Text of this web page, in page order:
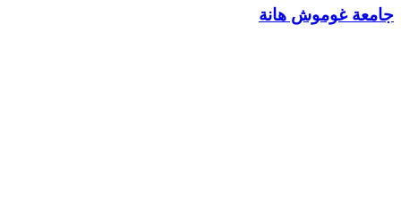
جامعة غوموش هانة